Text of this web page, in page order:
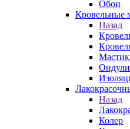
Обои
Кровельные
Назад
Назад
Колер